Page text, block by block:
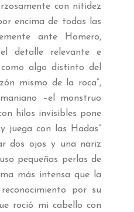
con nitidez
encima de todas las
ante Homero,
detalle relevante e
algo distinto del
mismo de la roca”,
–el monstruo
hilos invisibles pone
juega con las Hadas”
dos ojos y una nariz
pequeñas perlas de
más intensa que la
por su
roció mi cabello con